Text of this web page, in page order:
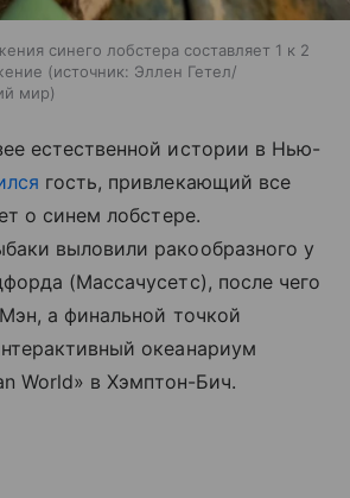
синего лобстера составляет 1 к 2
источник: Эллен Гетел/
мир
естественной истории в Нью-
гость, привлекающий все
о синем лобстере.
выловили ракообразного у
(Массачусетс), после чего
а финальной точкой
океанариум
World» в Хэмптон-Бич.